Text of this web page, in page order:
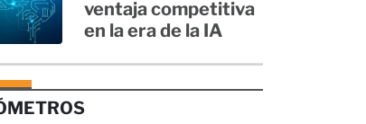
ventaja competitiva
en la era de la IA